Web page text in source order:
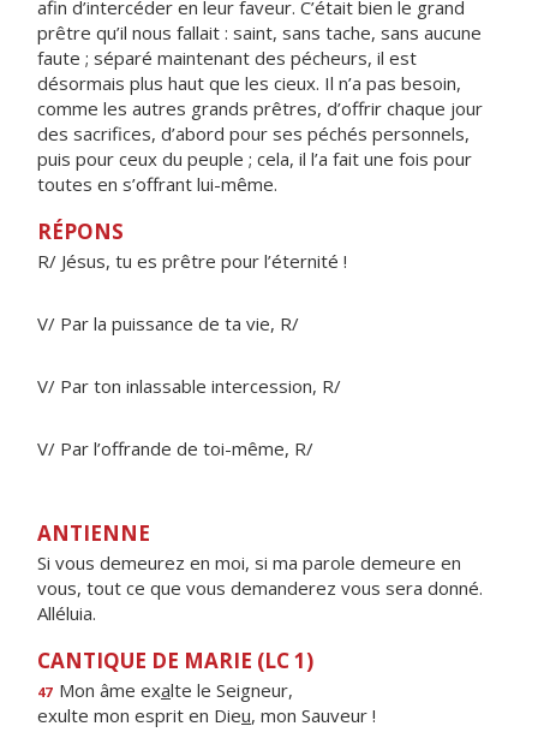
afin d’intercéder en leur faveur. C’était bien le grand
prêtre qu’il nous fallait : saint, sans tache, sans aucune
faute ; séparé maintenant des pécheurs, il est
désormais plus haut que les cieux. Il n’a pas besoin,
comme les autres grands prêtres, d’offrir chaque jour
des sacrifices, d’abord pour ses péchés personnels,
puis pour ceux du peuple ; cela, il l’a fait une fois pour
toutes en s’offrant lui-même.
RÉPONS
R/ Jésus, tu es prêtre pour l’éternité !
V/ Par la puissance de ta vie, R/
V/ Par ton inlassable intercession, R/
V/ Par l’offrande de toi-même, R/
ANTIENNE
Si vous demeurez en moi, si ma parole demeure en
vous, tout ce que vous demanderez vous sera donné.
Alléluia.
CANTIQUE DE MARIE (LC 1)
47 Mon âme exalte le Seigneur,
exulte mon esprit en Dieu, mon Sauveur !